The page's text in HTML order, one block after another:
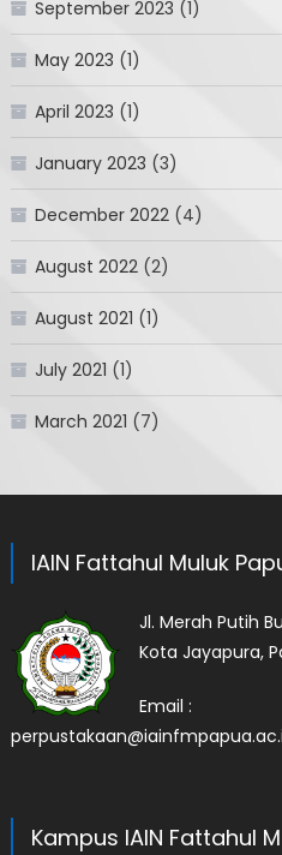
September 2023 (1)
May 2023 (1)
April 2023 (1)
January 2023 (3)
December 2022(4)
August 2022(2)
August 2021 (1)
July 2021 (1)
March 2021 (7)
IAIN Fattahul Muluk
Jl. Merah Putih
Kota Jayapura,
Email :
Kampus IAIN Fattahul